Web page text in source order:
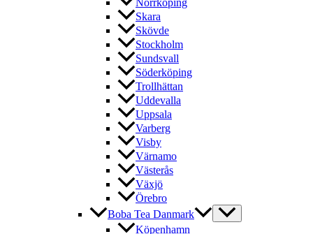
Skara
Skövde
Stockholm
Sundsvall
Söderköping
Trollhättan
Uddevalla
Uppsala
Varberg
Visby
Värnamo
Västerås
Växjö
Örebro
Boba Tea Danmark
Köpenhamn